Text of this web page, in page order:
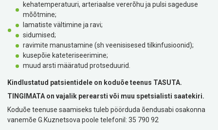
kehatemperatuuri, arteriaalse vererõhu ja pulsi sageduse
mõõtmine;
lamatiste vältimine ja ravi;
sidumised;
ravimite manustamine (sh veenisisesed tilkinfusioonid);
kusepõie kateteriseerimine;
muud arsti määratud protseduurid.
Kindlustatud patsientidele on koduõe teenus TASUTA.
TINGIMATA on vajalik perearsti või muu spetsialisti saatekiri.
Koduõe teenuse saamiseks tuleb pöörduda õendusabi osakonna
vanemõe G.Kuznetsova poole telefonil: 35 790 92